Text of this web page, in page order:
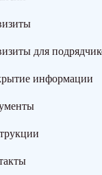
для
информации